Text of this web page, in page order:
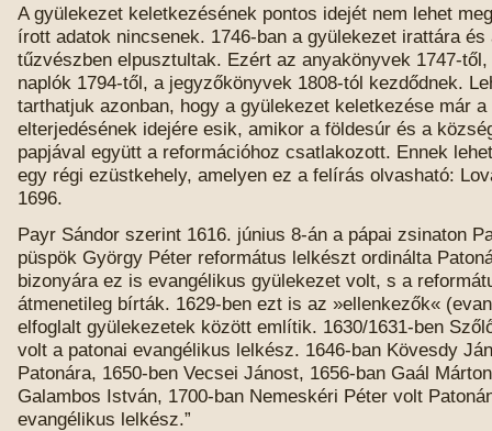
A gyülekezet keletkezésének pontos idejét nem lehet
írott adatok nincsenek. 1746-ban a gyülekezet irattára és
tűzvészben elpusztultak. Ezért az anyakönyvek 1747-
naplók 1794-től, a jegyzőkönyvek 1808-tól kezdődnek.
tarthatjuk azonban, hogy a gyülekezet keletkezése már
elterjedésének idejére esik, amikor a földesúr és a
papjával együtt a reformációhoz csatlakozott. Ennek
egy régi ezüstkehely, amelyen ez a felírás olvasható:
1696.
Payr Sándor szerint 1616. június 8-án a pápai zsinaton
püspök György Péter református lelkészt ordinálta
bizonyára ez is evangélikus gyülekezet volt, s a
átmenetileg bírták. 1629-ben ezt is az »ellenkezők«
elfoglalt gyülekezetek között említik. 1630/1631-ben
volt a patonai evangélikus lelkész. 1646-ban Kövesdy
Patonára, 1650-ben Vecsei Jánost, 1656-ban Gaál
Galambos István, 1700-ban Nemeskéri Péter volt
evangélikus lelkész.”